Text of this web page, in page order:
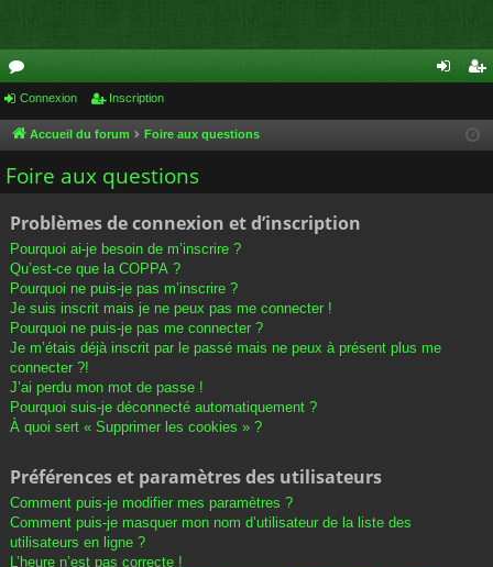
or
u
m
cri
Connexion Inscription
Accueil du forum Foire aux questions
Foire aux questions
Problèmes de connexion et d’inscription
Pourquoi ai-je besoin de m’inscrire ?
Qu’est-ce que la COPPA ?
Pourquoi ne puis-je pas m’inscrire ?
Je suis inscrit mais je ne peux pas me connecter !
Pourquoi ne puis-je pas me connecter ?
Je m’étais déjà inscrit par le passé mais ne peux à présent plus me
connecter ?!
J’ai perdu mon mot de passe !
Pourquoi suis-je déconnecté automatiquement ?
À quoi sert « Supprimer les cookies » ?
Préférences et paramètres des utilisateurs
Comment puis-je modifier mes paramètres ?
Comment puis-je masquer mon nom d’utilisateur de la liste des
utilisateurs en ligne ?
L’heure n’est pas correcte !